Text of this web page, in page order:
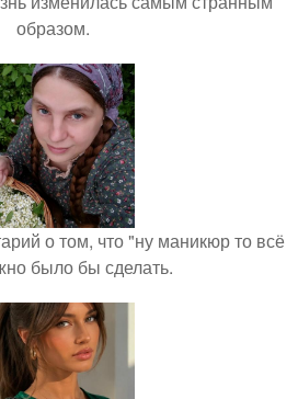
образом.
о том, что "ну маникюр то всё
было бы сделать.